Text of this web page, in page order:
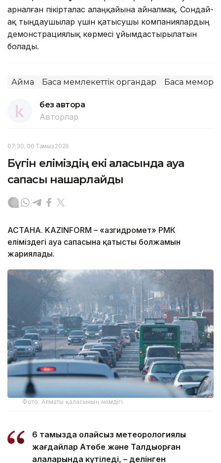
арналған пікірталас алаңқайына айналмақ. Сондай-
ақ тыңдаушылар үшін қатысушы компаниялардың
демонстрациялық көрмесі ұйымдастырылатын
болады.
Аймақ Басқа мемлекеттік органдар Басқа
без автора
Авторлар
07:30, 06 Тамыз 2026
Бүгін еліміздің екі қаласында ауа
сапасы нашарлайды
АСТАНА. KAZINFORM – «Қазгидромет» РМК
еліміздегі ауа сапасына қатысты болжамын
жариялады.
Фото: Алматы қаласының әкімдігі
6 тамызда қолайсыз метеорологиялық
жағдайлар Ақтөбе және Талдықорған
қалаларында күтіледі, – делінген